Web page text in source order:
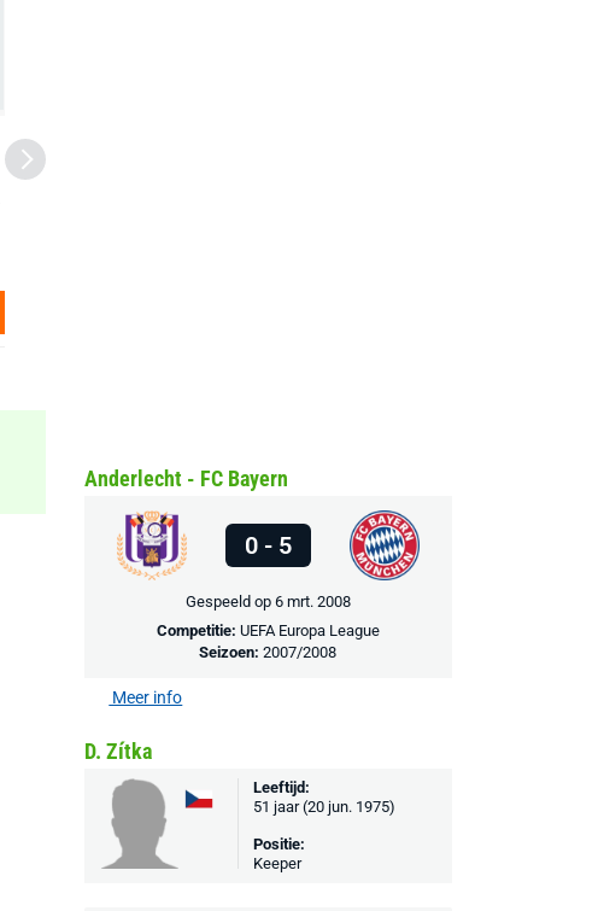
Anderlecht - FC Bayern
0 - 5
Gespeeld op 6 mrt. 2008
Competitie: UEFA Europa League
Seizoen:2007/2008
Meer info
D. Zítka
Leeftijd:
51 jaar (20 jun. 1975)
Positie:
Keeper